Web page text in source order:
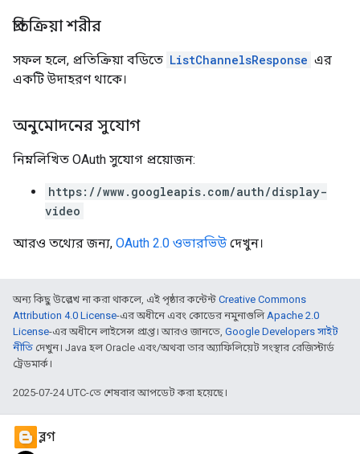
প্রতিক্রিয়া শরীর
সফল হলে, প্রতিক্রিয়া বডিতে ListChannelsResponse এর
একটি উদাহরণ থাকে।
অনুমোদনের সুযোগ
নিম্নলিখিত OAuth সুযোগ প্রয়োজন:
https://www.googleapis.com/auth/display-
video
আরও তথ্যের জন্য, OAuth 2.0 ওভারভিউ দেখুন।
অন্য কিছু উল্লেখ না করা থাকলে, এই পৃষ্ঠার কন্টেন্ট Creative Commons
Attribution 4.0 License-এর অধীনে এবং কোডের নমুনাগুলিApache 2.0
License-এর অধীনে লাইসেন্স প্রাপ্ত। আরও জানতে, Google Developers সাইট
নীতি দেখুন। Java হল Oracle এবং/অথবা তার অ্যাফিলিয়েট সংস্থার রেজিস্টার্ড
ট্রেডমার্ক।
2025-07-24 UTC-তে শেষবার আপডেট করা হয়েছে।
ব্লগ